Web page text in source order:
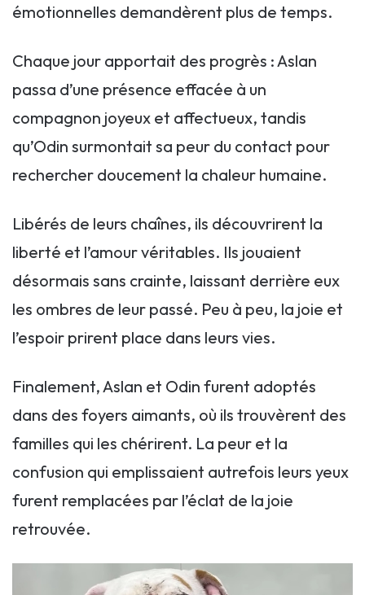
émotionnelles demandèrent plus de temps.
Chaque jour apportait des progrès : Aslan
passa d’une présence effacée à un
compagnon joyeux et affectueux, tandis
qu’Odin surmontait sa peur du contact pour
rechercher doucement la chaleur humaine.
Libérés de leurs chaînes, ils découvrirent la
liberté et l’amour véritables. Ils jouaient
désormais sans crainte, laissant derrière eux
les ombres de leur passé. Peu à peu, la joie et
l’espoir prirent place dans leurs vies.
Finalement, Aslan et Odin furent adoptés
dans des foyers aimants, où ils trouvèrent des
familles qui les chérirent. La peur et la
confusion qui emplissaient autrefois leurs yeux
furent remplacées par l’éclat de la joie
retrouvée.